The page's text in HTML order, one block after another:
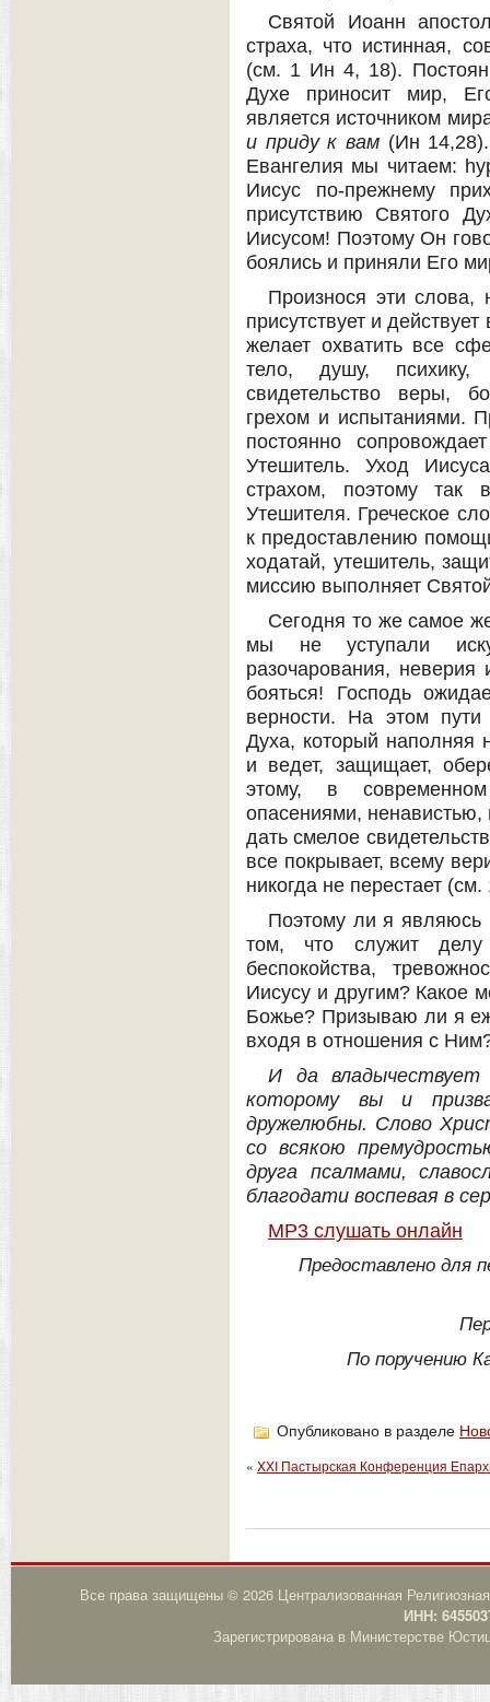
Святой Иоанн
страха, что истинная,
(см. 1 Ин 4, 18).
Духе приносит мир,
является источником
и приду к вам (Ин
Евангелия мы читаем:
Иисус по-прежнему
присутствию Святого
Иисусом! Поэтому Он
боялись и приняли Его
Произнося эти слова,
присутствует и
желает охватить все
тело, душу,
свидетельство веры,
грехом и испытаниями.
постоянно
Утешитель. Уход
страхом, поэтому так
Утешителя. Греческое
к предоставлению
ходатай, утешитель,
миссию выполняет
Сегодня то же самое
мы не уступали
разочарования,
бояться! Господь
верности. На этом
Духа, который наполняя
и ведет, защищает,
этому, в
опасениями,
дать смелое
все покрывает, всему
никогда не перестает
Поэтому ли я
том, что служит
беспокойства,
Иисусу и другим? Какое
Божье? Призываю ли я
входя в отношения с
И да
которому вы и
дружелюбны. Слово
со всякою
друга псалмами,
благодати воспевая в
MP3 слушать онлайн
Предоставлено для
По поручению
Опубликовано в разделе
« XXI Пастырская Конференция
Все права защищены © 2026 Централизованная
ИНН:
Зарегистрирована в Министерстве